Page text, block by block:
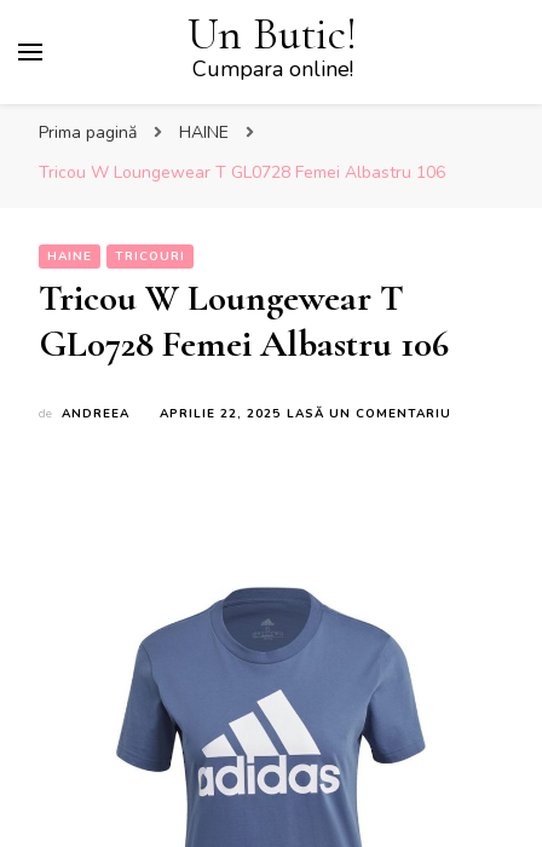
Un Butic!
Cumpara online!
Prima pagină
HAINE
Tricou W Loungewear T GL0728 Femei Albastru 106
HAINE TRICOURI
Tricou W Loungewear T
GL0728 Femei Albastru 106
de ANDREEA APRILIE 22, 2025 LASĂ UN COMENTARIU